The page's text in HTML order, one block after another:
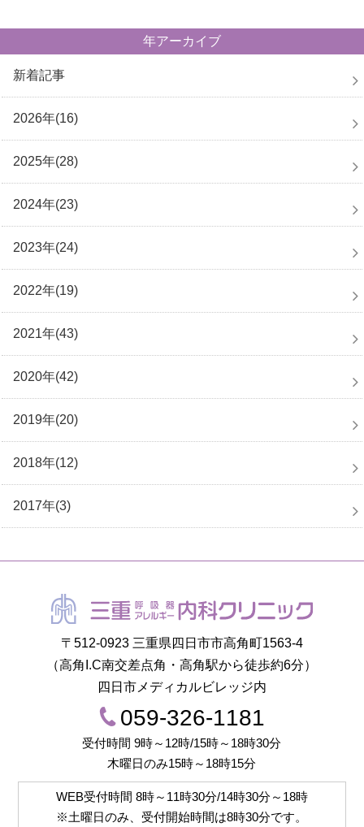
年アーカイブ
新着記事
2026年(16)
2025年(28)
2024年(23)
2023年(24)
2022年(19)
2021年(43)
2020年(42)
2019年(20)
2018年(12)
2017年(3)
〒512-0923 三重県四日市市高角町1563-4
（高角I.C南交差点角・高角駅から徒歩約6分）
四日市メディカルビレッジ内
059-326-1181
受付時間 9時～12時/15時～18時30分
木曜日のみ15時～18時15分
WEB受付時間 8時～11時30分/14時30分～18時
※土曜日のみ、受付開始時間は8時30分です。